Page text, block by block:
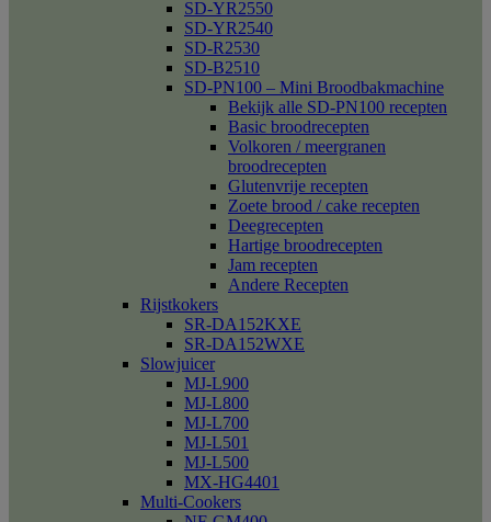
SD-YR2550
SD-YR2540
SD-R2530
SD-B2510
SD-PN100 – Mini Broodbakmachine
Bekijk alle SD-PN100 recepten
Basic broodrecepten
Volkoren / meergranen
broodrecepten
Glutenvrije recepten
Zoete brood / cake recepten
Deegrecepten
Hartige broodrecepten
Jam recepten
Andere Recepten
Rijstkokers
SR-DA152KXE
SR-DA152WXE
Slowjuicer
MJ-L900
MJ-L800
MJ-L700
MJ-L501
MJ-L500
MX-HG4401
Multi-Cookers